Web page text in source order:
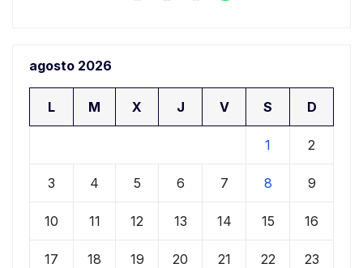
agosto 2026
L M X J V S D
1 2
3 4 5 6 7 8 9
10 11 12 13 14 15 16
17 18 19 20 21 22 23